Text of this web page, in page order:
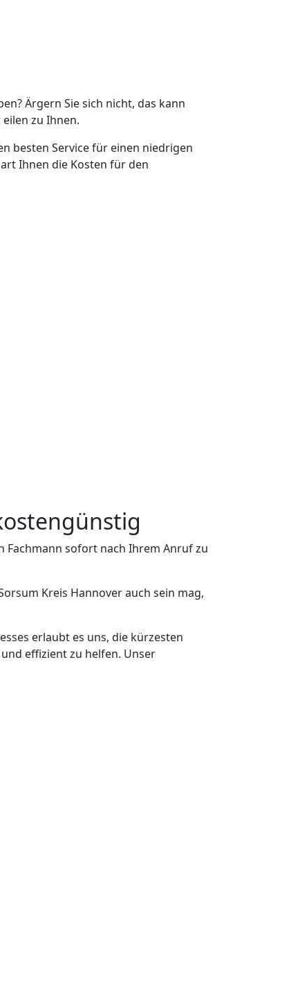
Ärgern Sie sich nicht, das kann
zu Ihnen.
besten Service für einen niedrigen
Ihnen die Kosten für den
Fachmann sofort nach Ihrem Anruf zu
Kreis Hannover auch sein mag,
erlaubt es uns, die kürzesten
effizient zu helfen. Unser